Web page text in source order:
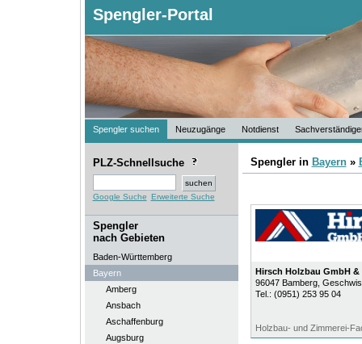
Spengler-Portal
Spengler suchen Neuzugänge Notdienst
PLZ-Schnellsuche
Google Suche Erweiterte Suche
Spengler
nach Gebieten
Baden-Württemberg
Bayern
Amberg
Ansbach
Aschaffenburg
Augsburg
Spengler in Bayern»
Hirsch Holzbau GmbH &
96047 Bamberg,
Tel.: (0951) 253 95 04
Holzbau- und Zimmerei-